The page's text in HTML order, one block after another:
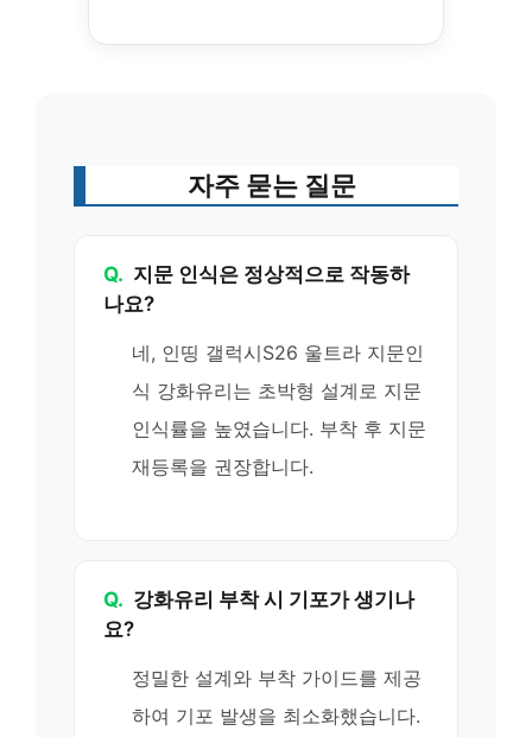
자주 묻는 질문
Q. 지문 인식은 정상적으로 작동하
나요?
네, 인띵 갤럭시S26 울트라 지문인
식 강화유리는 초박형 설계로 지문
인식률을 높였습니다. 부착 후 지문
재등록을 권장합니다.
Q. 강화유리 부착 시 기포가 생기나
요?
정밀한 설계와 부착 가이드를 제공
하여 기포 발생을 최소화했습니다.